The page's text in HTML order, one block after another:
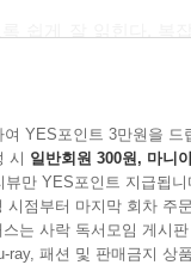
억압의 순간들을 읽
한 것으로 여겨지곤
라야는 트랜스 여
명하기보다 보여주
교환은 연애의 시작
당신이 속한 커뮤
렇게 느낀 순간은 기
져 나오게 만들 더 많
YES포인트 3만원을 드
시 일반회원 300원, 마니
만 YES포인트 지급됩니
시점부터 마지막 회차 주
는 사락 독서모임 게시
ray, 패션 및 판매금지 상